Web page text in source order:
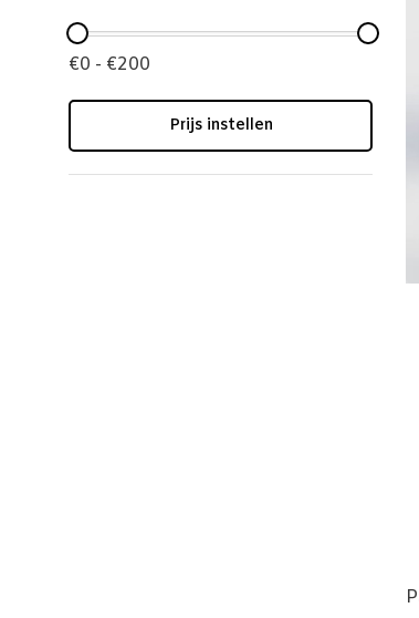
€0 - €200
Prijs instellen